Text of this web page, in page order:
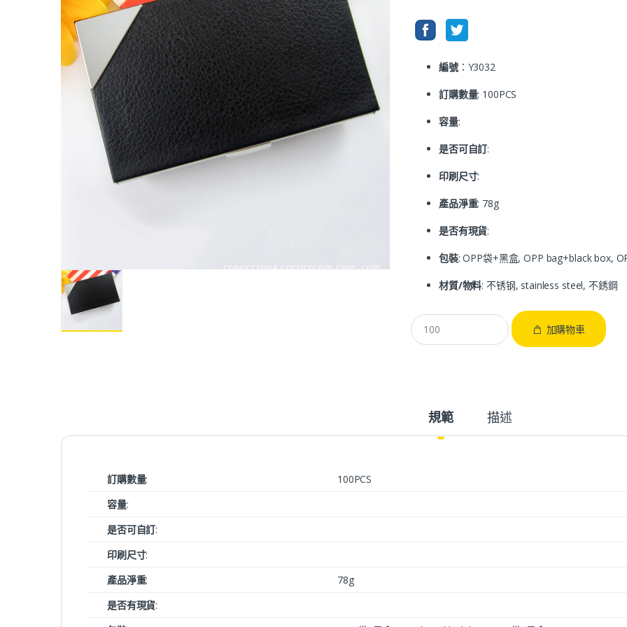
編號：Y3032
訂購數量: 100PCS
容量:
是否可自訂:
印刷尺寸:
產品淨重: 78g
是否有現貨:
包裝: OPP袋+黑盒, OPP bag+black box,
材質/物料: 不锈钢, stainless steel, 不銹鋼
加購物車
規範 描述
訂購數量:
100PCS
容量:
是否可自訂:
印刷尺寸:
產品淨重:
78g
是否有現貨: